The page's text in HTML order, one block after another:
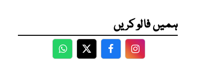
ہمیں فالو کریں
WhatsApp
TwitterFacebookFacebook